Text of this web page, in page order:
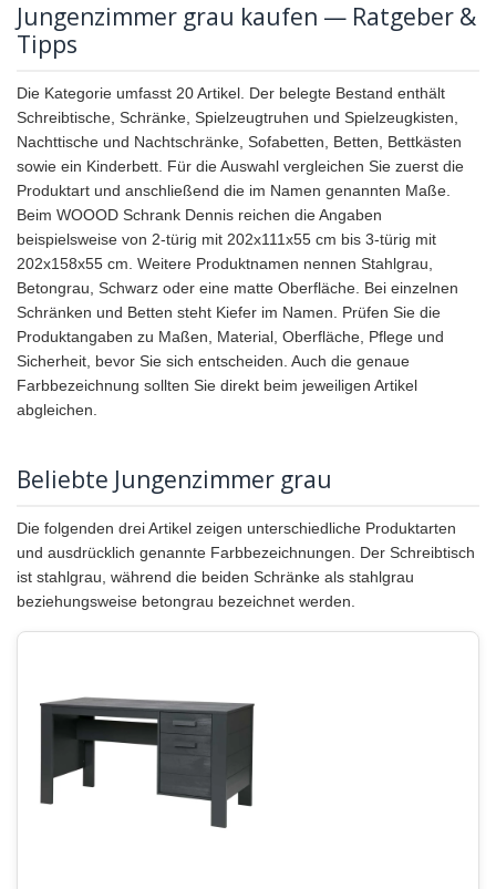
Jungenzimmer grau kaufen — Ratgeber &
Tipps
Die Kategorie umfasst 20 Artikel. Der belegte Bestand enthält
Schreibtische, Schränke, Spielzeugtruhen und Spielzeugkisten,
Nachttische und Nachtschränke, Sofabetten, Betten, Bettkästen
sowie ein Kinderbett. Für die Auswahl vergleichen Sie zuerst die
Produktart und anschließend die im Namen genannten Maße.
Beim WOOOD Schrank Dennis reichen die Angaben
beispielsweise von 2-türig mit 202x111x55 cm bis 3-türig mit
202x158x55 cm. Weitere Produktnamen nennen Stahlgrau,
Betongrau, Schwarz oder eine matte Oberfläche. Bei einzelnen
Schränken und Betten steht Kiefer im Namen. Prüfen Sie die
Produktangaben zu Maßen, Material, Oberfläche, Pflege und
Sicherheit, bevor Sie sich entscheiden. Auch die genaue
Farbbezeichnung sollten Sie direkt beim jeweiligen Artikel
abgleichen.
Beliebte Jungenzimmer grau
Die folgenden drei Artikel zeigen unterschiedliche Produktarten
und ausdrücklich genannte Farbbezeichnungen. Der Schreibtisch
ist stahlgrau, während die beiden Schränke als stahlgrau
beziehungsweise betongrau bezeichnet werden.